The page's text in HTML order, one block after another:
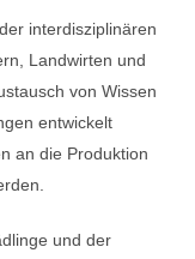
interdisziplinären
Landwirten und
von Wissen
entwickelt
an die Produktion
und der